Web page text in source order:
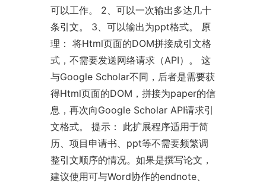
可以工作。 2、可以一次输出多达几十
条引文。 3、可以输出为ppt格式。 原
理： 将Html页面的DOM拼接成引文格
式，不需要发送网络请求（API）。 这
与Google Scholar不同，后者是需要获
得Html页面的DOM，拼接为paper的信
息，再次向Google Scholar API请求引
文格式。 提示： 此扩展程序适用于简
历、项目申请书、ppt等不需要频繁调
整引文顺序的情况。如果是撰写论文，
建议使用可与Word协作的endnote、